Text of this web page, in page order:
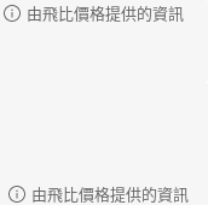
由飛比價格提供的資訊
由飛比價格提供的資訊